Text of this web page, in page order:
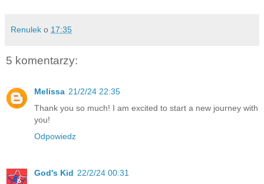
Renulek o 17:35
5 komentarzy:
Melissa 21/2/24 22:35
Thank you so much! I am excited to start a new journey with
you!
Odpowiedz
God's Kid 22/2/24 00:31